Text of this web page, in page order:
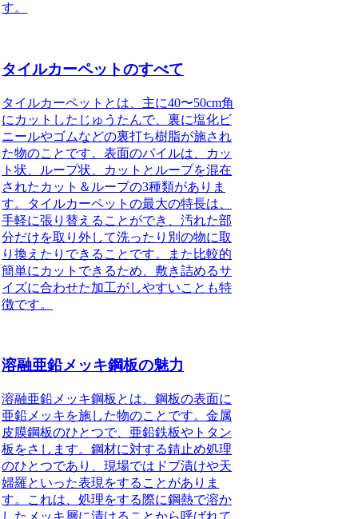
す。
タイルカーペットのすべて
タイルカーペットとは、主に40〜50cm角
にカットしたじゅうたんで、裏に塩化ビ
ニールやゴムなどの裏打ち樹脂が施され
た物のこと です。表面のパイルは、カッ
ト状、ループ状、カットとループを混在
されたカット＆ループの3種類がありま
す。タイルカーペットの最大の特長は、
手軽に張り替えることができ、汚れた部
分だけを取り外して洗ったり別の物に取
り換えたりできること です。また比較的
簡単にカットできるため、敷き詰めるサ
イズに合わせた加工がしやすいことも特
徴です。
溶融亜鉛メッキ鋼板の魅力
溶融亜鉛メッキ鋼板とは、鋼板の表面に
亜鉛メッキを施した物のこと です。金属
皮膜鋼板のひとつで、亜鉛鉄板やトタン
板をさします。鋼材に対する錆止め処理
のひとつであり、現場ではドブ漬けや天
婦羅といった表現をすることがありま
す。これは、処理をする際に鋼熱で溶か
したメッキ層に漬けることから呼ばれて